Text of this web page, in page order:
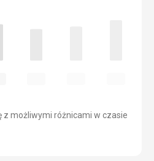
z możliwymi różnicami w czasie